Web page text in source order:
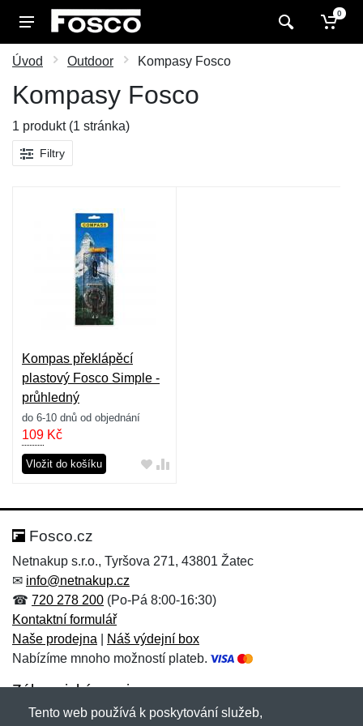
0
Úvod Outdoor Kompasy Fosco
Kompasy Fosco
1 produkt (1 stránka)
Filtry
Kompas překlápěcí
plastový Fosco Simple -
průhledný
do 6-10 dnů od objednání
109 Kč
Vložit do košíku
Fosco.cz
Netnakup s.r.o., Tyršova 271, 43801 Žatec
✉ info@netnakup.cz
☎ 720 278 200 (Po-Pá 8:00-16:30)
Kontaktní formulář
Naše prodejna
Náš výdejní box
Nabízíme mnoho možností plateb.
Zákaznický servis
Novinky emailem
Tento web používá k poskytování služeb,